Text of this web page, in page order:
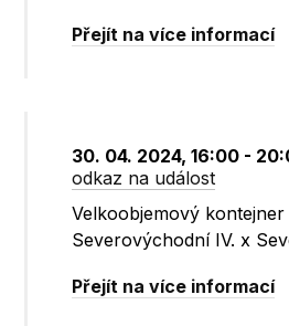
Přejít na více informací
30. 04. 2024, 16:00 -
odkaz na událost
Velkoobjemový
Severovýchodní IV. x
Přejít na více informací